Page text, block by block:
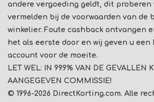
andere vergoeding geldt, dit proberen
vermelden bij de voorwaarden van de
winkelier. Foute cashback ontvangen
het als eerste door en wij geven u een
account voor de moeite.
LET WEL: IN 99.9% VAN DE GEVALLEN
AANGEGEVEN COMMISSIE!
© 1996-2026 DirectKorting.com. Alle